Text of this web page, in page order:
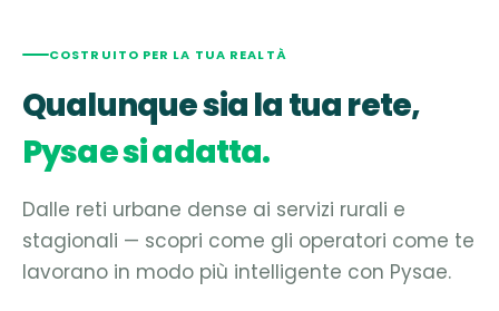
COSTRUITO PER LA TUA REALTÀ
Qualunque sia la tua rete,
Pysae si adatta.
Dalle reti urbane dense ai servizi rurali e
stagionali — scopri come gli operatori come te
lavorano in modo più intelligente con Pysae.